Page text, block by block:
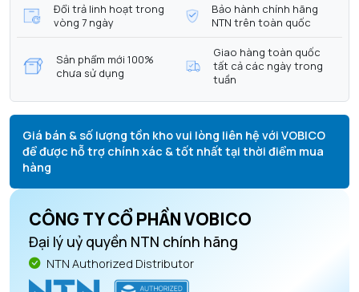
Đổi trả linh hoạt trong
vòng 7 ngày
Bảo hành chính hãng
NTN trên toàn quốc
Sản phẩm mới 100%
chưa sử dụng
Giao hàng toàn quốc
tất cả các ngày trong
tuần
Giá bán & số lượng tồn kho vui lòng liên hệ với VOBICO
để được hỗ trợ chính xác & tốt nhất tại thời điểm mua
hàng
CÔNG TY CỔ PHẦN VOBICO
Đại lý uỷ quyền NTN chính hãng
NTN Authorized Distributor